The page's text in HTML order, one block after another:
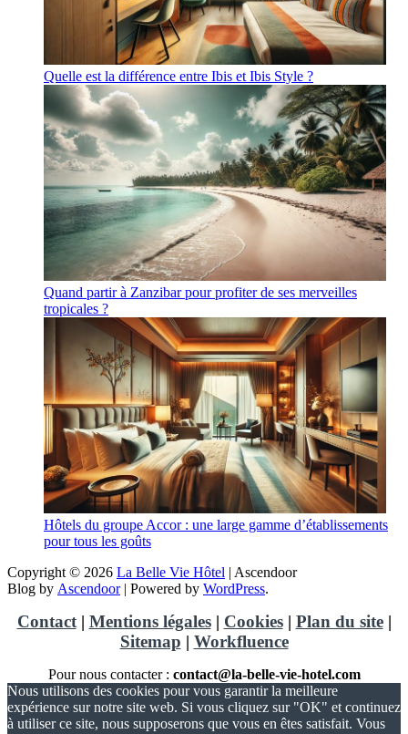
Quelle est la différence entre Ibis et Ibis Style ?
Quand partir à Zanzibar pour profiter de ses merveilles
tropicales ?
Hôtels du groupe Accor : une large gamme d’établissements
pour tous les goûts
Copyright © 2026 La Belle Vie Hôtel | Ascendoor
Blog by Ascendoor| Powered by WordPress.
Contact| Mentions légales| Cookies| Plan du site|
Sitemap | Workfluence
Pour nous contacter : contact@la-belle-vie-hotel.com
Nous utilisons des cookies pour vous garantir la meilleure
expérience sur notre site web. Si vous cliquez sur "OK" et continuez
à utiliser ce site, nous supposerons que vous en êtes satisfait. Vous